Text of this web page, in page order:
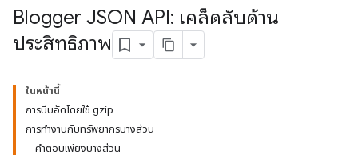
Blogger JSON API: เคล็ดลับด้าน
ประสิทธิภาพ
ในหน้านี้
การบีบอัดโดยใช้ gzip
การทำงานกับทรัพยากรบางส่วน
คำตอบเพียงบางส่วน